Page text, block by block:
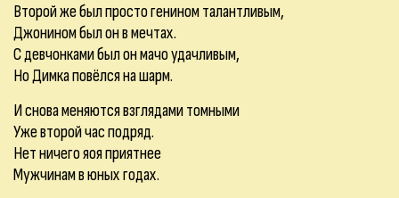
Второй же был просто генином талантливым,
Джонином был он в мечтах.
С девчонками был он мачо удачливым,
Но Димка повёлся на шарм.
И снова меняются взглядами томными
Уже второй час подряд.
Нет ничего яоя приятнее
Мужчинам в юных годах.